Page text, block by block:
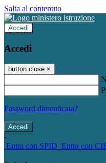
Salta al contenuto
Accedi
Accedi
button close ×
Password dimenticata?
-
Entra con SPID Entra con